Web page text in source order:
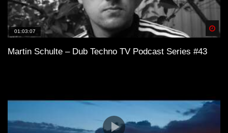
01:03:07
Martin Schulte – Dub Techno TV Podcast Series #43